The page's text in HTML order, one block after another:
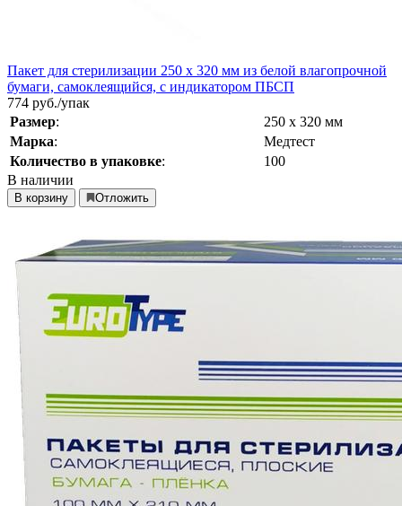
Пакет для стерилизации 250 х 320 мм из белой влагопрочной
бумаги, самоклеящийся, с индикатором ПБСП
774 руб./упак
Размер:
250 х 320 мм
Марка:
Медтест
Количество в упаковке:
100
В наличии
В корзину Отложить